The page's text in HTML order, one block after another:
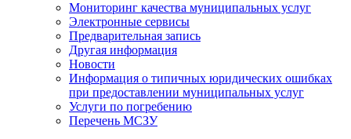
Мониторинг качества муниципальных услуг
Электронные сервисы
Предварительная запись
Другая информация
Новости
Информация о типичных юридических ошибках
при предоставлении муниципальных услуг
Услуги по погребению
Перечень МСЗУ